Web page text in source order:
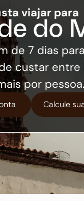
viajar para
do
de 7 dias
custar entre
por pessoa.
Calcule